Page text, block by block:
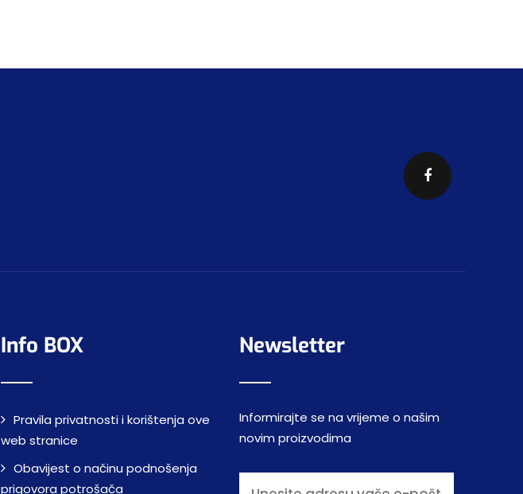
Info BOX
Pravila privatnosti i korištenja ove
web stranice
Obavijest o načinu podnošenja
prigovora potrošača
Newsletter
Informirajte se na vrijeme o našim
novim proizvodima